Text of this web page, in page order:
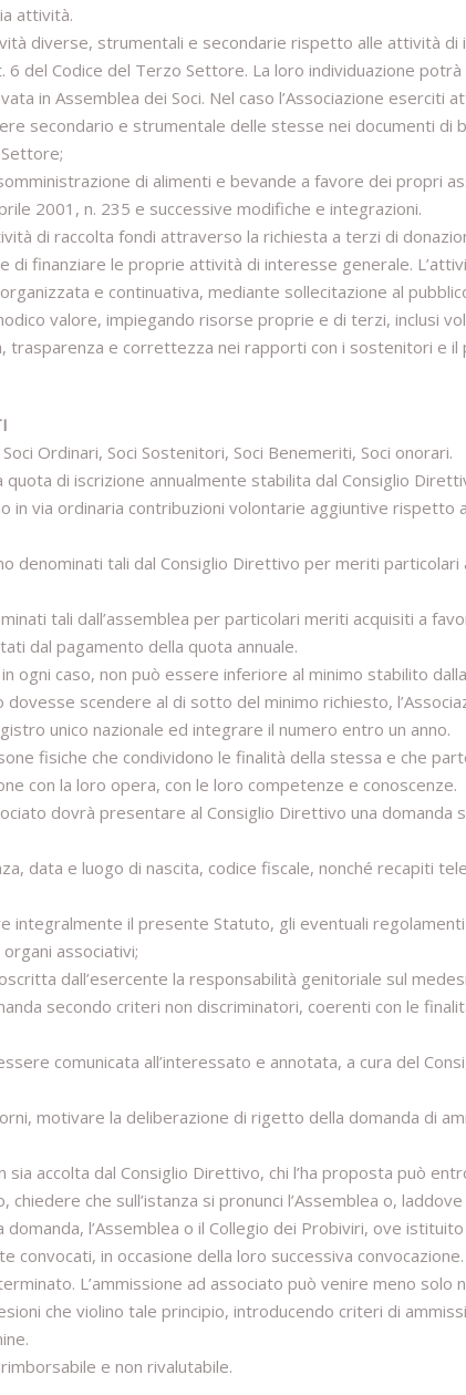
attività.
diverse, strumentali e secondarie rispetto alle attività di
6 del Codice del Terzo Settore. La loro individuazione
in Assemblea dei Soci. Nel caso l’Associazione eserciti
secondario e strumentale delle stesse nei documenti di
di alimenti e bevande a favore dei propri
2001, n. 235 e successive modifiche e integrazioni.
di raccolta fondi attraverso la richiesta a terzi di
di finanziare le proprie attività di interesse generale.
e continuativa, mediante sollecitazione al
valore, impiegando risorse proprie e di terzi, inclusi
trasparenza e correttezza nei rapporti con i sostenitori e il
Ordinari, Soci Sostenitori, Soci Benemeriti, Soci onorari.
quota di iscrizione annualmente stabilita dal Consiglio
in via ordinaria contribuzioni volontarie aggiuntive rispetto
denominati tali dal Consiglio Direttivo per meriti particolari
tali dall’assemblea per particolari meriti acquisiti a
dal pagamento della quota annuale.
ogni caso, non può essere inferiore al minimo stabilito
scendere al di sotto del minimo richiesto,
unico nazionale ed integrare il numero entro un anno.
fisiche che condividono le finalità della stessa e che
con la loro opera, con le loro competenze e conoscenze.
dovrà presentare al Consiglio Direttivo una domanda
data e luogo di nascita, codice fiscale, nonché recapiti
integralmente il presente Statuto, gli eventuali
associativi;
dall’esercente la responsabilità genitoriale sul
secondo criteri non discriminatori, coerenti con le
comunicata all’interessato e annotata, a cura del
motivare la deliberazione di rigetto della domanda di
accolta dal Consiglio Direttivo, chi l’ha proposta può
che sull’istanza si pronunci l’Assemblea o,
l’Assemblea o il Collegio dei Probiviri, ove
convocati, in occasione della loro successiva convocazione.
L’ammissione ad associato può venire meno solo
che violino tale principio, introducendo criteri di
e non rivalutabile.